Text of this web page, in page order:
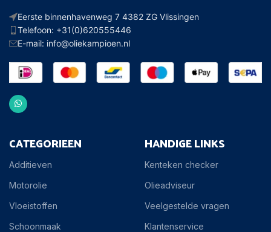
Eerste binnenhavenweg 7 4382 ZG Vlissingen
Telefoon: +31(0)620555446
E-mail: info@oliekampioen.nl
CATEGORIEEN
Additieven
Motorolie
Vloeistoffen
Schoonmaak
HANDIGE LINKS
Kenteken checker
Olieadviseur
Veelgestelde vragen
Klantenservice